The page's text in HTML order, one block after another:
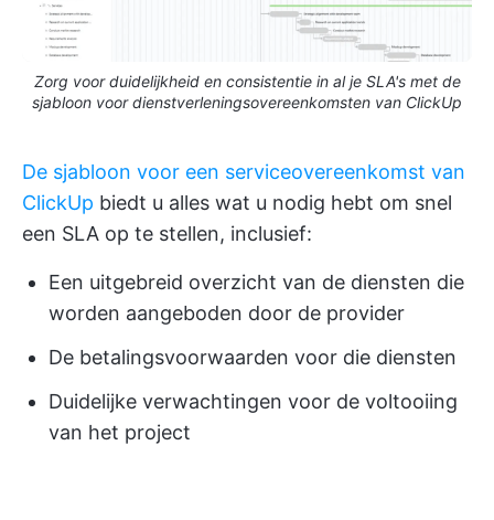
Zorg voor duidelijkheid en consistentie in al je SLA's met de
sjabloon voor dienstverleningsovereenkomsten van ClickUp
De sjabloon voor een serviceovereenkomst van
ClickUp biedt u alles wat u nodig hebt om snel
een SLA op te stellen, inclusief:
Een uitgebreid overzicht van de diensten die
worden aangeboden door de provider
De betalingsvoorwaarden voor die diensten
Duidelijke verwachtingen voor de voltooiing
van het project